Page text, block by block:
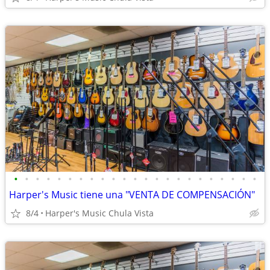
• • • • • • • • • • • • • • • • • • • • • • •
Harper's Music tiene una "VENTA DE COMPENSACIÓN"
8/4 Harper's Music Chula Vista